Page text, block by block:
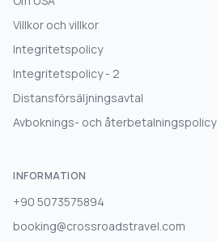
Villkor och villkor
Integritetspolicy
Integritetspolicy - 2
Distansförsäljningsavtal
Avboknings- och återbetalningspolicy
INFORMATION
+90 5073575894
booking@crossroadstravel.com